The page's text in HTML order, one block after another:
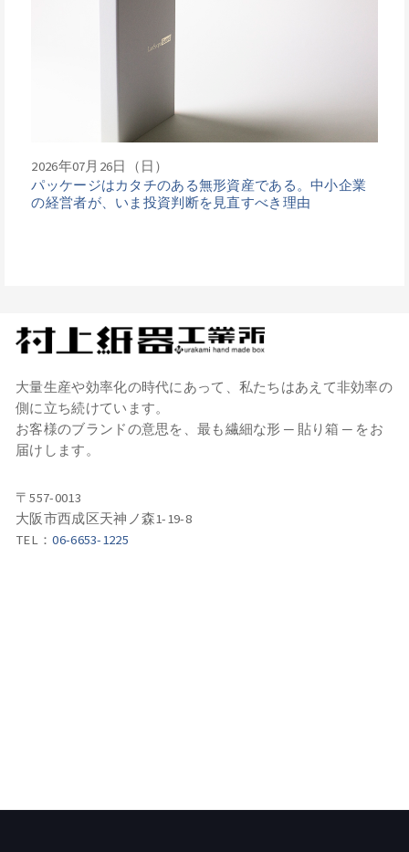
2026年07月26日（日）
パッケージはカタチのある無形資産である。中小企業
の経営者が、いま投資判断を見直すべき理由
大量生産や効率化の時代にあって、私たちはあえて非効率の
側に立ち続けています。
お客様のブランドの意思を、最も繊細な形 ─ 貼り箱 ─ をお
届けします。
〒557-0013
大阪市西成区天神ノ森1-19-8
TEL：06-6653-1225